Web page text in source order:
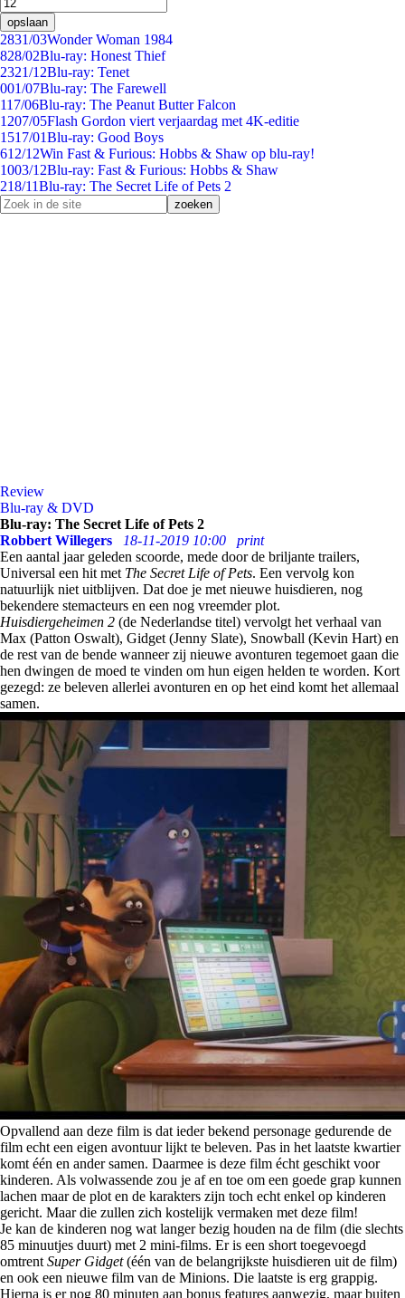
opslaan
2831/03Wonder Woman 1984
828/02Blu-ray: Honest Thief
2321/12Blu-ray: Tenet
001/07Blu-ray: The Farewell
117/06Blu-ray: The Peanut Butter Falcon
1207/05Flash Gordon viert verjaardag met 4K-editie
1517/01Blu-ray: Good Boys
612/12Win Fast & Furious: Hobbs & Shaw op blu-ray!
1003/12Blu-ray: Fast & Furious: Hobbs & Shaw
218/11Blu-ray: The Secret Life of Pets 2
Review
Blu-ray & DVD
Blu-ray: The Secret Life of Pets 2
Robbert Willegers
18-11-2019 10:00
print
Een aantal jaar geleden scoorde, mede door de briljante trailers,
Universal een hit met The Secret Life of Pets. Een vervolg kon
natuurlijk niet uitblijven. Dat doe je met nieuwe huisdieren, nog
bekendere stemacteurs en een nog vreemder plot.
Huisdiergeheimen 2 (de Nederlandse titel) vervolgt het verhaal van
Max (Patton Oswalt), Gidget (Jenny Slate), Snowball (Kevin Hart) en
de rest van de bende wanneer zij nieuwe avonturen tegemoet gaan die
hen dwingen de moed te vinden om hun eigen helden te worden. Kort
gezegd: ze beleven allerlei avonturen en op het eind komt het allemaal
samen.
Opvallend aan deze film is dat ieder bekend personage gedurende de
film echt een eigen avontuur lijkt te beleven. Pas in het laatste kwartier
komt één en ander samen. Daarmee is deze film écht geschikt voor
kinderen. Als volwassende zou je af en toe om een goede grap kunnen
lachen maar de plot en de karakters zijn toch echt enkel op kinderen
gericht. Maar die zullen zich kostelijk vermaken met deze film!
Je kan de kinderen nog wat langer bezig houden na de film (die slechts
85 minuutjes duurt) met 2 mini-films. Er is een short toegevoegd
omtrent Super Gidget(één van de belangrijkste huisdieren uit de film)
en ook een nieuwe film van de Minions. Die laatste is erg grappig.
Hierna is er nog 80 minuten aan bonus features aanwezig, maar buiten